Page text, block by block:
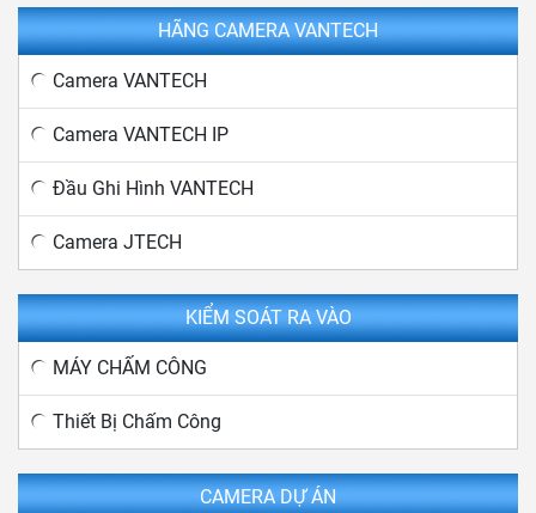
HÃNG CAMERA VANTECH
Camera VANTECH
Camera VANTECH IP
Đầu Ghi Hình VANTECH
Camera JTECH
KIỂM SOÁT RA VÀO
MÁY CHẤM CÔNG
Thiết Bị Chấm Công
CAMERA DỰ ÁN